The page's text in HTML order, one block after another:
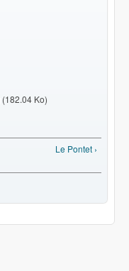
(182.04 Ko)
Le Pontet ›